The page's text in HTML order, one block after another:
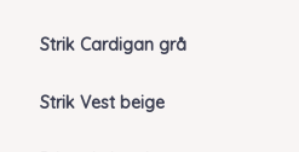
Strik Cardigan grå
Strik Vest beige